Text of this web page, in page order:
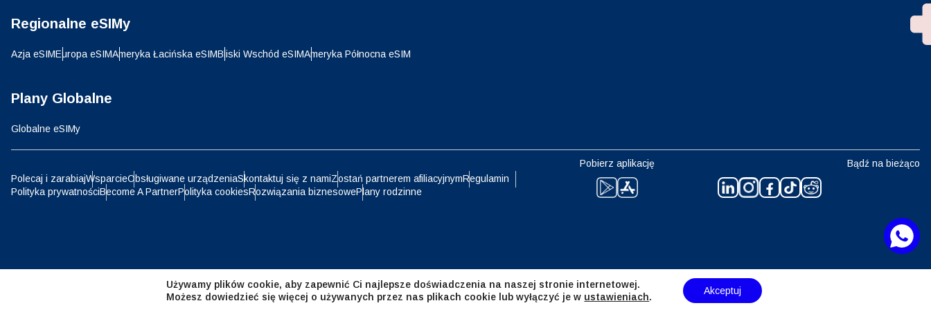
Regionalne eSIMy
Azja eSIMEuropa eSIMAmeryka Łacińska eSIMBliski Wschód eSIMAmeryka Północna eSIM
Plany Globalne
Globalne eSIMy
Polecaj i zarabiajWsparcieObsługiwane urządzeniaSkontaktuj się z namiZostań partnerem afiliacyjnymRegulamin
Polityka prywatnościBecome A PartnerPolityka cookiesRozwiązania biznesowePlany rodzinne
Pobierz aplikację Bądź na bieżąco
Português
简体中文 繁體中文
CAD - Dolar Kanadyjski
CHF - Frank Szwajcarski NZD - Dolar Nowozelandzki
Używamy plików cookie, aby zapewnić Ci najlepsze doświadczenia na naszej stronie internetowej.
Możesz dowiedzieć się więcej o używanych przez nas plikach cookie lub wyłączyć je w ustawieniach.
Akceptuj